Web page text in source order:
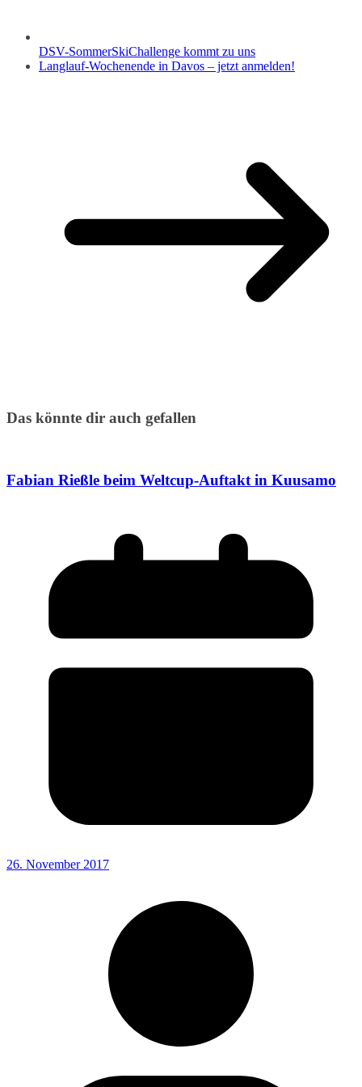
DSV-SommerSkiChallenge kommt zu uns
Langlauf-Wochenende in Davos – jetzt anmelden!
Das könnte dir auch gefallen
Fabian Rießle beim Weltcup-Auftakt in Kuusamo
26. November 2017